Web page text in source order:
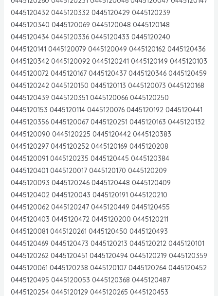
0445120432 0445120332 0445120429 0445120239
0445120340 0445120069 0445120048 0445120148
0445120434 0445120336 0445120433 0445120240
0445120141 0445120079 0445120049 0445120162 0445120436
0445120342 0445120092 0445120241 0445120149 0445120103
0445120072 0445120167 0445120437 0445120346 0445120459
0445120242 0445120150 0445120113 0445120073 0445120168
0445120439 0445120351 0445120066 0445120250
0445120153 0445120114 0445120076 0445120192 0445120441
0445120356 0445120067 0445120251 0445120163 0445120132
0445120090 0445120225 0445120442 0445120383
0445120297 0445120252 0445120169 0445120208
0445120091 0445120235 0445120445 0445120384
0445120401 0445120017 0445120170 0445120209
0445120093 0445120246 0445120448 0445120409
0445120402 0445120043 0445120191 0445120210
0445120062 0445120247 0445120449 0445120455
0445120403 0445120472 0445120200 0445120211
0445120081 0445120261 0445120450 0445120493
0445120469 0445120473 0445120213 0445120212 0445120101
0445120262 0445120451 0445120494 0445120219 0445120359
0445120061 0445120238 0445120107 0445120264 0445120452
0445120495 0445120053 0445120368 0445120487
0445120254 0445120129 0445120265 0445120453